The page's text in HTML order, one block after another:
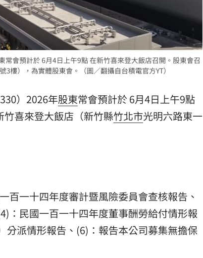
會預計於 6月4日上午9點 在新竹喜來登大飯店召開。股東會召
樓），為實體股東會。（圖／翻攝自台積電官方YT）
）2026年股東常會預計於 6月4日上午9點
竹喜來登大飯店（新竹縣竹北市光明六路東一
百一十四年度審計暨風險委員會查核報告、
：民國一百一十四年度董事酬勞給付情形報
分派情形報告、(6)：報告本公司募集無擔保